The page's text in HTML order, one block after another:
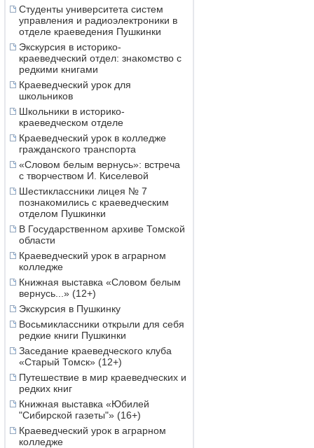
Студенты университета систем
управления и радиоэлектроники в
отделе краеведения Пушкинки
Экскурсия в историко-
краеведческий отдел: знакомство с
редкими книгами
Краеведческий урок для
школьников
Школьники в историко-
краеведческом отделе
Краеведческий урок в колледже
гражданского транспорта
«Словом белым вернусь»: встреча
с творчеством И. Киселевой
Шестиклассники лицея № 7
познакомились с краеведческим
отделом Пушкинки
В Государственном архиве Томской
области
Краеведческий урок в аграрном
колледже
Книжная выставка «Словом белым
вернусь...» (12+)
Экскурсия в Пушкинку
Восьмиклассники открыли для себя
редкие книги Пушкинки
Заседание краеведческого клуба
«Старый Томск» (12+)
Путешествие в мир краеведческих и
редких книг
Книжная выставка «Юбилей
"Сибирской газеты"» (16+)
Краеведческий урок в аграрном
колледже